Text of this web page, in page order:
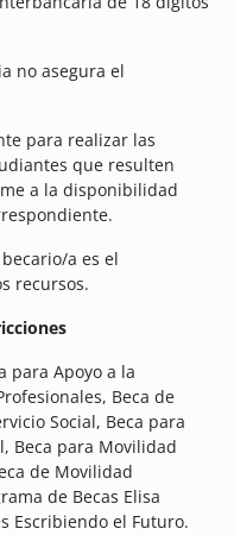
no asegura el
para realizar las
que resulten
a la disponibilidad
a es el
recursos.
para Apoyo a la
Beca de
Social, Beca para
Beca para Movilidad
de Movilidad
de Becas Elisa
Escribiendo el Futuro.